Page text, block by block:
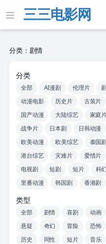
三三电影网
分类：剧情
分类
全部 AI漫剧 伦理片
动漫电影
历史片 古装片
国产动漫
大陆综艺 家庭
战争片
日本剧 日韩动漫
欧美动漫
欧美综艺 泰国
港台综艺
灾难片 爱情片
电视剧
短剧 短片 科
里番动漫
韩国剧 香港剧
类型
全部 剧情 喜剧 动画
悬疑
奇幻 冒险 恐怖
历史
同性 短片 音乐